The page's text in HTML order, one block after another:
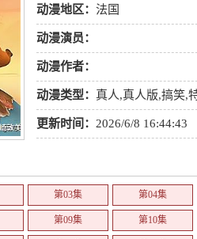
动漫地区： 法国
动漫演员：
动漫作者：
动漫类型： 真人,真人版,搞笑,
他,动作,亲子,歌舞,玄幻,动画,
物,历史,推理,同人,机械,轻松,
少年,校园,青春,后宫,悬疑,职业
更新时间： 2026/6/8 16:44:43
第03集 第04集
第09集 第10集